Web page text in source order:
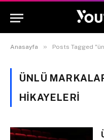
Anasayfa » Posts Tagged
ÜNLÜ
HIKAYELERI